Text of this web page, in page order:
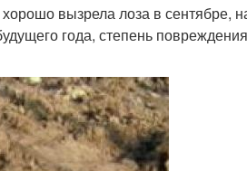
вызрела лоза в сентябре,
года, степень